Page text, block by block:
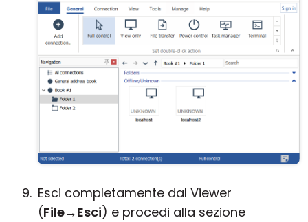
Esci completamente dal Viewer
(File→Esci) e procedi alla sezione